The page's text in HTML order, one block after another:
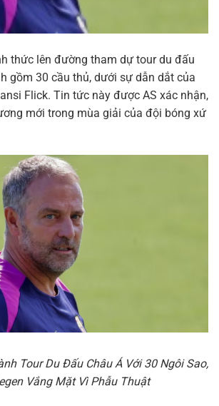
thức lên đường tham dự tour du đấu
gồm 30 cầu thủ, dưới sự dẫn dắt của
Flick. Tin tức này được AS xác nhận,
mới trong mùa giải của đội bóng xứ
Tour Du Đấu Châu Á Với 30 Ngôi Sao,
Vắng Mặt Vì Phẫu Thuật